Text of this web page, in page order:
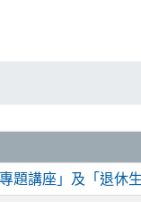
題講座」及「退休